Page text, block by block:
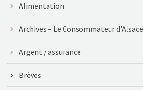
Alimentation
Archives – Le Consommateur d'Alsace
Argent / assurance
Brèves